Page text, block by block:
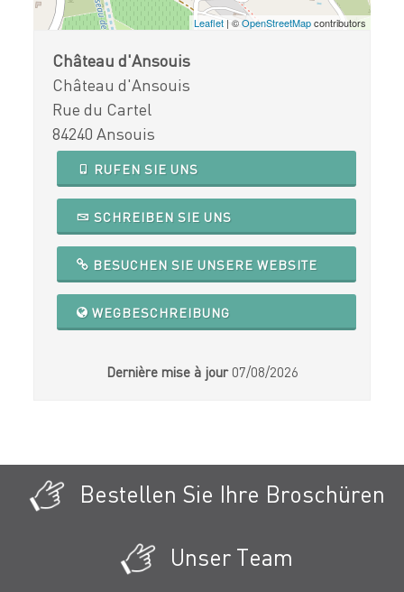
Leaflet| ©OpenStreetMapcontributors
Château d'Ansouis
Château d'Ansouis
Rue du Cartel
84240 Ansouis
RUFEN SIE UNS
SCHREIBEN SIE UNS
BESUCHEN SIE UNSERE WEBSITE
WEGBESCHREIBUNG
Dernière mise à jour 07/08/2026
Bestellen Sie Ihre Broschüren
Unser Team